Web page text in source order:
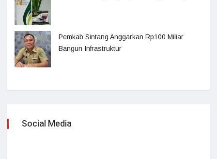
Pemkab Sintang Anggarkan Rp100 Miliar
Bangun Infrastruktur
Social Media